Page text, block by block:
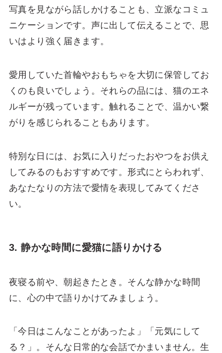
写真を見ながら話しかけることも、立派なコミュ
ニケーションです。声に出して伝えることで、思
いはより強く届きます。
愛用していた首輪やおもちゃを大切に保管してお
くのも良いでしょう。それらの品には、猫のエネ
ルギーが残っています。触れることで、温かい繋
がりを感じられることもあります。
特別な日には、お気に入りだったおやつをお供え
してみるのもおすすめです。形式にとらわれず、
あなたなりの方法で愛情を表現してみてくださ
い。
3. 静かな時間に愛猫に語りかける
夜寝る前や、朝起きたとき。そんな静かな時間
に、心の中で語りかけてみましょう。
「今日はこんなことがあったよ」「元気にして
る？」。そんな日常的な会話でかまいません。生